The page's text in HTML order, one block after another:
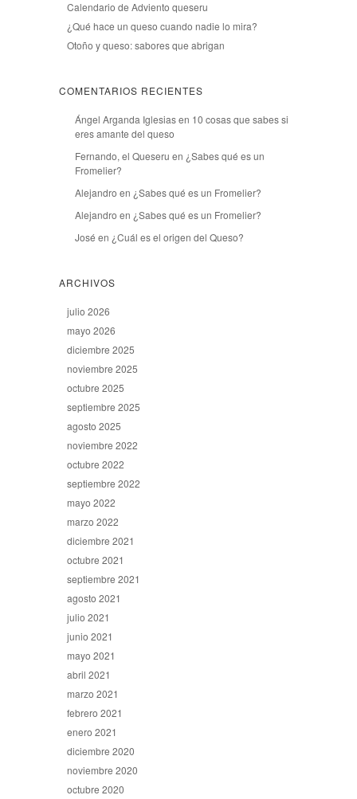
Calendario de Adviento queseru
¿Qué hace un queso cuando nadie lo mira?
Otoño y queso: sabores que abrigan
COMENTARIOS RECIENTES
Ángel Arganda Iglesiasen 10 cosas que sabes si
eres amante del queso
Fernando, el Queseru en ¿Sabes qué es un
Fromelier?
Alejandro en ¿Sabes qué es un Fromelier?
Alejandro en ¿Sabes qué es un Fromelier?
José en ¿Cuál es el origen del Queso?
ARCHIVOS
julio 2026
mayo 2026
diciembre 2025
noviembre 2025
octubre 2025
septiembre 2025
agosto 2025
noviembre 2022
octubre 2022
septiembre 2022
mayo 2022
marzo 2022
diciembre 2021
octubre 2021
septiembre 2021
agosto 2021
julio 2021
junio 2021
mayo 2021
abril 2021
marzo 2021
febrero 2021
enero 2021
diciembre 2020
noviembre 2020
octubre 2020